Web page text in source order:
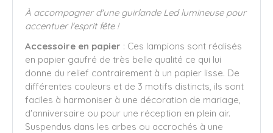
À accompagner d'une guirlande Led lumineuse pour
accentuer l'esprit fête !
Accessoire en papier : Ces lampions sont réalisés
en papier gaufré de très belle qualité ce qui lui
donne du relief contrairement à un papier lisse. De
différentes couleurs et de 3 motifs distincts, ils sont
faciles à harmoniser à une décoration de mariage,
d'anniversaire ou pour une réception en plein air.
Suspendus dans les arbes ou accrochés à une